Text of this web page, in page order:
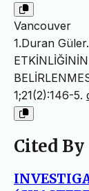
Vancouver
1.Duran
1;21(2):146-5.
Cited By